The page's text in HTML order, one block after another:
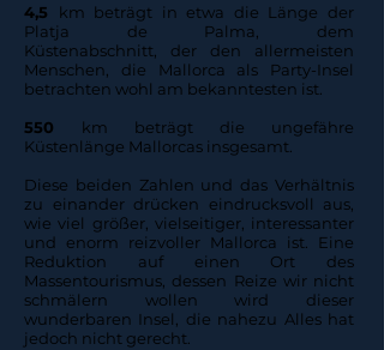
4,5 km beträgt in etwa die Länge der
Platja de Palma, dem
Küstenabschnitt, der den allermeisten
Menschen, die Mallorca als Party-Insel
betrachten wohl am bekanntesten ist.
550 km beträgt die ungefähre
Küstenlänge Mallorcas insgesamt.
Diese beiden Zahlen und das Verhältnis
zu einander drücken eindrucksvoll aus,
wie viel größer, vielseitiger, interessanter
und enorm reizvoller Mallorca ist. Eine
Reduktion auf einen Ort des
Massentourismus, dessen Reize wir nicht
schmälern wollen wird dieser
wunderbaren Insel, die nahezu Alles hat
jedoch nicht gerecht.